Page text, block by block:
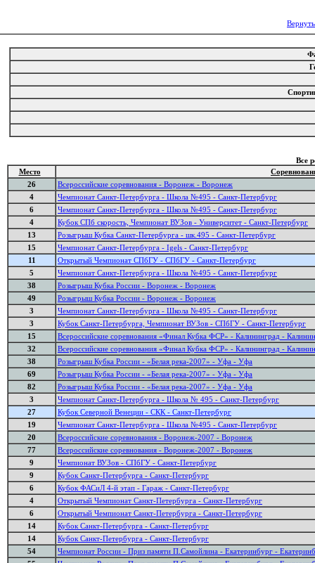
Все
Место
26
Всероссийские соревнования - Воронеж - Воронеж
4
Чемпионат Санкт-Петербурга - Школа №495 - Санкт-Петербург
6
Чемпионат Санкт-Петербурга - Школа №495 - Санкт-Петербург
4
Кубок СПб скорость, Чемпионат ВУЗов - Университет - Санкт-Петербург
13
Розыгрыш Кубка Санкт-Петербурга - шк.495 - Санкт-Петербург
15
Чемпионат Санкт-Петербурга - Igels - Санкт-Петербург
11
Открытый Чемпионат СПбГУ - СПбГУ - Санкт-Петербург
5
Чемпионат Санкт-Петербурга - Школа №495 - Санкт-Петербург
38
Розыгрыш Кубка России - Воронеж - Воронеж
49
Розыгрыш Кубка России - Воронеж - Воронеж
3
Чемпионат Санкт-Петербурга - Школа №495 - Санкт-Петербург
3
Кубок Санкт-Петербурга, Чемпионат ВУЗов - СПбГУ - Санкт-Петербург
15
Всероссийские соревнования «Финал Кубка ФСР» - Калининград -
32
Всероссийские соревнования «Финал Кубка ФСР» - Калининград -
38
Розыгрыш Кубка России - «Белая река-2007» - Уфа - Уфа
69
Розыгрыш Кубка России - «Белая река-2007» - Уфа - Уфа
82
Розыгрыш Кубка России - «Белая река-2007» - Уфа - Уфа
3
Чемпионат Санкт-Петербурга - Школа № 495 - Санкт-Петербург
27
Кубок Северной Венеции - СКК - Санкт-Петербург
19
Чемпионат Санкт-Петербурга - Школа №495 - Санкт-Петербург
20
Всероссийские соревнования - Воронеж-2007 - Воронеж
77
Всероссийские соревнования - Воронеж-2007 - Воронеж
9
Чемпионат ВУЗов - СПбГУ - Санкт-Петербург
9
Кубок Санкт-Петербурга - Санкт-Петербург
6
Кубок ФАСиЛ 4-й этап - Гараж - Санкт-Петербург
4
Открытый Чемпионат Санкт-Петербурга - Санкт-Петербург
6
Открытый Чемпионат Санкт-Петербурга - Санкт-Петербург
14
Кубок Санкт-Петербурга - Санкт-Петербург
14
Кубок Санкт-Петербурга - Санкт-Петербург
54
Чемпионат России - Приз памяти П.Самойлина - Екатеринбург -